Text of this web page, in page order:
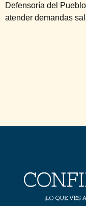
Defensoría del
atender demandas